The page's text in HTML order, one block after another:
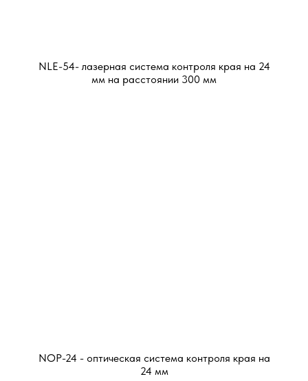
NLE-54- лазерная система контроля края на 24
мм на расстоянии 300 мм
NOP-24 - оптическая система контроля края на
24 мм